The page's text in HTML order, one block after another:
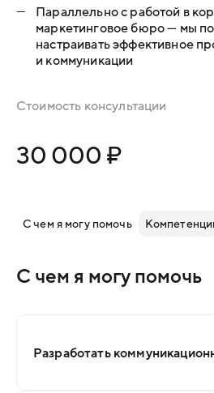
—
Параллельно с работой в
маркетинговое бюро — мы
настраивать эффективное
и коммуникации
Стоимость консультации
30 000 ₽
С чем я могу помочь
С чем я могу помочь
Разработать